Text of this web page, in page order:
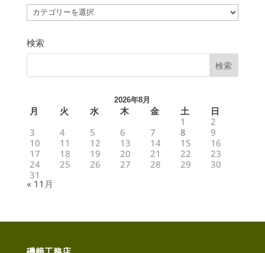
ブ
ロ
グ
ゴ
リ
ー
検索
2026年8月
月 火 水 木 金 土
日
1
2
3
4 5 6 7 8
9
10
11 12 13 14 15
16
17
18 19 20 21 22
23
24
25 26 27 28 29
30
31
« 11月